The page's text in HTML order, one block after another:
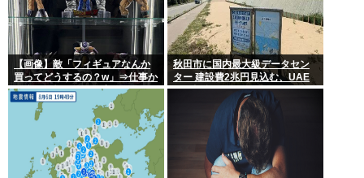
【画像】敵「フィギュアなんか
買ってどうするの？w」⇒仕事か
ら疲れて帰ってきて家にこんな
棚があったら疲れが吹き飛ぶだ
秋田市に国内最大級データセン
ター 建設費2兆円見込む、UAE
など投資